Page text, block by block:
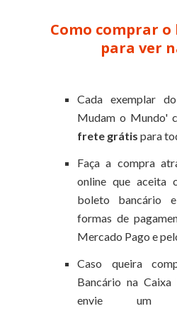
Como comprar
para ver
Cada exemplar
Mudam o Mundo'
frete grátis para
Faça a compra
online que aceita
boleto bancário
formas de
Mercado Pago e
Caso queira
Bancário na Caixa
envie um